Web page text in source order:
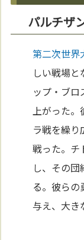
パルチザ
第二次世界
しい戦場
ップ・ブロ
上がった。
ラ戦を繰り
戦った。チ
し、その団
る。彼ら
与え、大き